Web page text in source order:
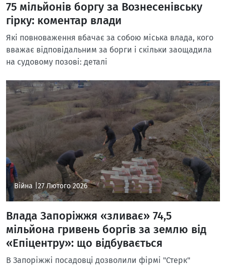
75 мільйонів боргу за Вознесенівську
гірку: коментар влади
Які повноваження вбачає за собою міська влада, кого
вважає відповідальним за борги і скільки заощадила
на судовому позові: деталі
Війна |27 Лютого 2026
Влада Запоріжжя «зливає» 74,5
мільйона гривень боргів за землю від
«Епіцентру»: що відбувається
В Запоріжжі посадовці дозволили фірмі "Стерк"